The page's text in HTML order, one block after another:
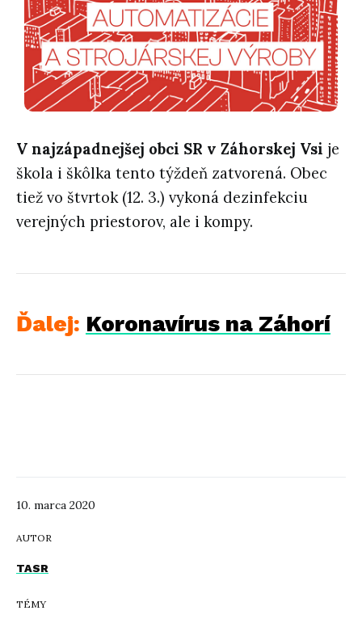
10. marca 2020
AUTOR
TASR
TÉMY
V najzápadnejšej obci SR v Záhorskej Vsi je
škola i škôlka tento týždeň zatvorená. Obec
tiež vo štvrtok (12. 3.) vykoná dezinfekciu
verejných priestorov, ale i kompy.
Ďalej: Koronavírus na Záhorí